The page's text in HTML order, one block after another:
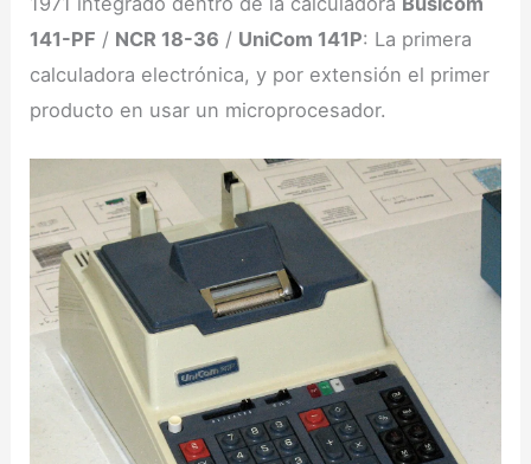
141-PF / NCR 18-36 / UniCom 141P: La primera
calculadora electrónica, y por extensión el primer
producto en usar un microprocesador.